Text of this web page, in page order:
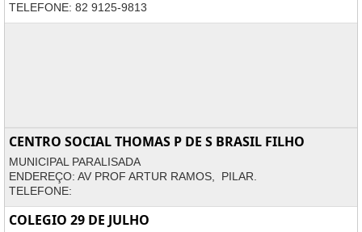
TELEFONE: 82 9125-9813
CENTRO SOCIAL THOMAS P DE S BRASIL FILHO
MUNICIPAL PARALISADA
ENDEREÇO: AV PROF ARTUR RAMOS, PILAR.
TELEFONE:
COLEGIO 29 DE JULHO